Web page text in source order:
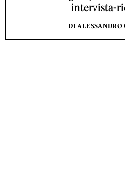
intervista-
DI ALESSANDRO